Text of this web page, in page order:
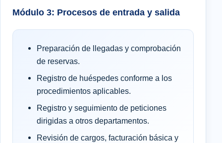
Módulo 3: Procesos de entrada y salida
Preparación de llegadas y comprobación
de reservas.
Registro de huéspedes conforme a los
procedimientos aplicables.
Registro y seguimiento de peticiones
dirigidas a otros departamentos.
Revisión de cargos, facturación básica y